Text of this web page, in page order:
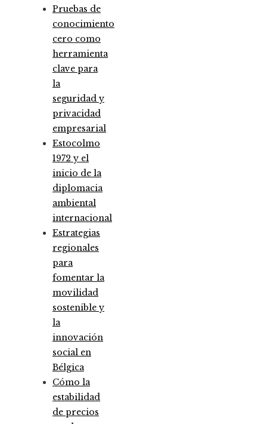
Pruebas de
conocimiento
cero como
herramienta
clave para
la
seguridad y
privacidad
empresarial
Estocolmo
1972 y el
inicio de la
diplomacia
ambiental
internacional
Estrategias
regionales
para
fomentar la
movilidad
sostenible y
la
innovación
social en
Bélgica
Cómo la
estabilidad
de precios